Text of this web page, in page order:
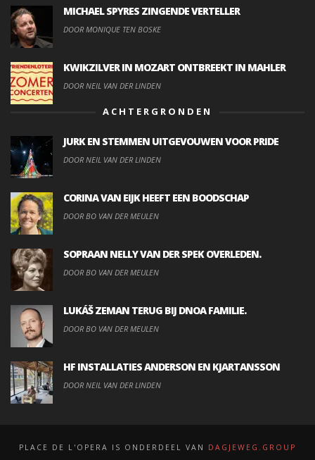
MICHAEL SPYRES ZINGENDE VERTELLER
DOOR MONIQUE TEN BOSKE
KWIKZILVER IN MOZART ONTBREEKT IN MAHLER
DOOR NEIL VAN DER LINDEN
ACHTERGRONDEN
JURK EN STEMMEN UITGEVOUWEN VOOR PRIDE
DOOR NEIL VAN DER LINDEN
CORINA VAN EIJK HEEFT EEN BOODSCHAP
DOOR BO VAN DER MEULEN
SOPRAAN NELLY VAN DER SPEK OVERLEDEN.
DOOR BO VAN DER MEULEN
LUKÁŠ ZEMAN TERUG BIJ DNOA FAMILIE.
DOOR BO VAN DER MEULEN
HF INSTALLATIES ANDERSON EN KJARTANSSON
DOOR NEIL VAN DER LINDEN
PLACE DE L'OPERA IS ONDERDEEL VAN DAGJEWEG.GROUP